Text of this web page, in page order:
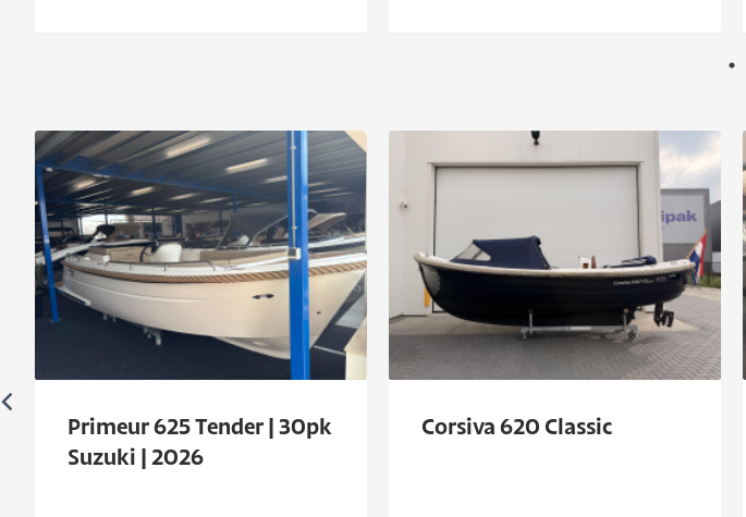
Primeur 625 Tender | 30pk
Suzuki | 2026
Corsiva 620 Classic